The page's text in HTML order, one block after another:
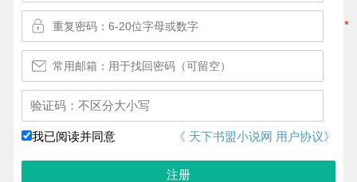
*
我已阅读并同意 《 天下书盟小说网 用户协议》
注册